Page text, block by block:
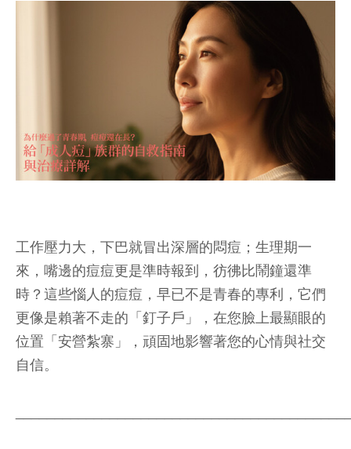
工作壓力大，下巴就冒出深層的悶痘；生理期一
來，嘴邊的痘痘更是準時報到，彷彿比鬧鐘還準
時？這些惱人的痘痘，早已不是青春的專利，它們
更像是賴著不走的「釘子戶」，在您臉上最顯眼的
位置「安營紮寨」，頑固地影響著您的心情與社交
自信。